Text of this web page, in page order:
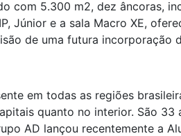
com 5.300 m2, dez âncoras,
Júnior e a sala Macro XE,
de uma futura incorporação
em todas as regiões
quanto no interior. São
AD lançou recentemente a